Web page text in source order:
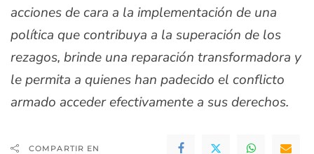
acciones de cara a la implementación de una
política que contribuya a la superación de los
rezagos, brinde una reparación transformadora y
le permita a quienes han padecido el conflicto
armado acceder efectivamente a sus derechos.
COMPARTIR EN